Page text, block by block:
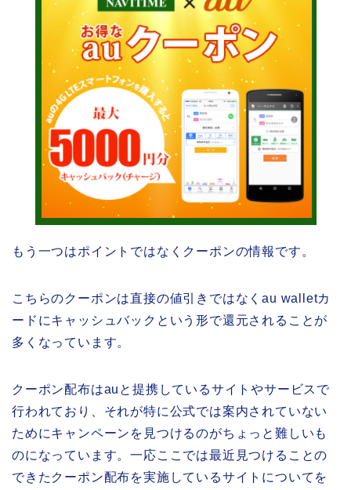
もう一つはポイントではなくクーポンの情報です。
こちらのクーポンは直接の値引きではなくau walletカ
ードにキャッシュバックという形で還元されることが
多くなっています。
クーポン配布はauと提携しているサイトやサービスで
行われており、それが特に公式では案内されていない
ためにキャンペーンを見つけるのがちょっと難しいも
のになっています。一応ここでは最近見つけることの
できたクーポン配布を実施しているサイトについてを